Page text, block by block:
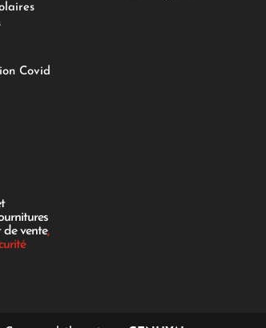
Covid
de vente,